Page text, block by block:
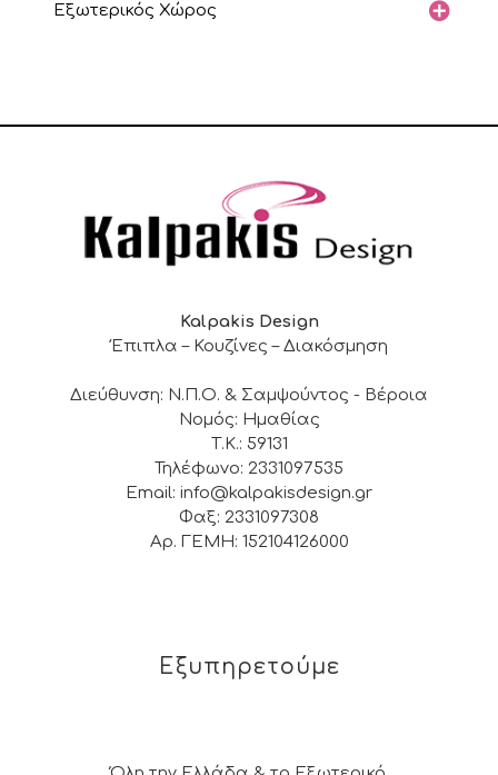
Εξωτερικός Χώρος
Kalpakis Design
Έπιπλα – Κουζίνες – Διακόσμηση
Διεύθυνση: Ν.Π.Ο. & Σαμψούντος - Βέροια
Νομός: Ημαθίας
Τ.Κ.: 59131
Τηλέφωνο: 2331097535
Email: info@kalpakisdesign.gr
Φαξ: 2331097308
Αρ. ΓΕΜΗ: 152104126000
Εξυπηρετούμε